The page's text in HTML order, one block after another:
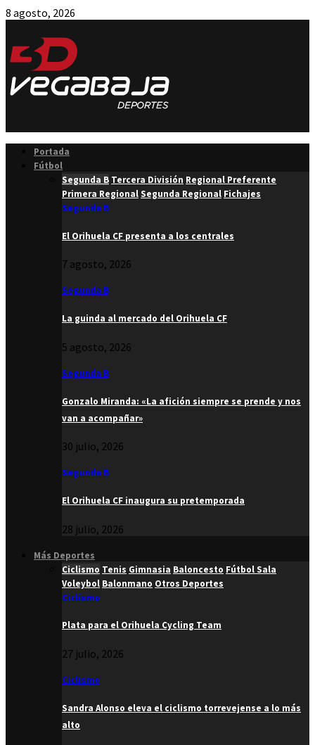
8 agosto, 2026
Portada
Fútbol
Segunda B Tercera División Regional Preferente
Primera RegionalSegunda Regional Fichajes
Segunda B
El Orihuela CF presenta a los centrales
7 agosto, 2026
Segunda B
La guinda al mercado del Orihuela CF
5 agosto, 2026
Segunda B
Gonzalo Miranda: «La afición siempre se prende y nos
van a acompañar»
30 julio, 2026
Segunda B
El Orihuela CF inaugura su pretemporada
28 julio, 2026
Más Deportes
Ciclismo Tenis Gimnasia Baloncesto Fútbol Sala
Voleybol Balonmano Otros Deportes
Ciclismo
Plata para el Orihuela Cycling Team
27 julio, 2026
Ciclismo
Sandra Alonso eleva el ciclismo torrevejense a lo más
alto